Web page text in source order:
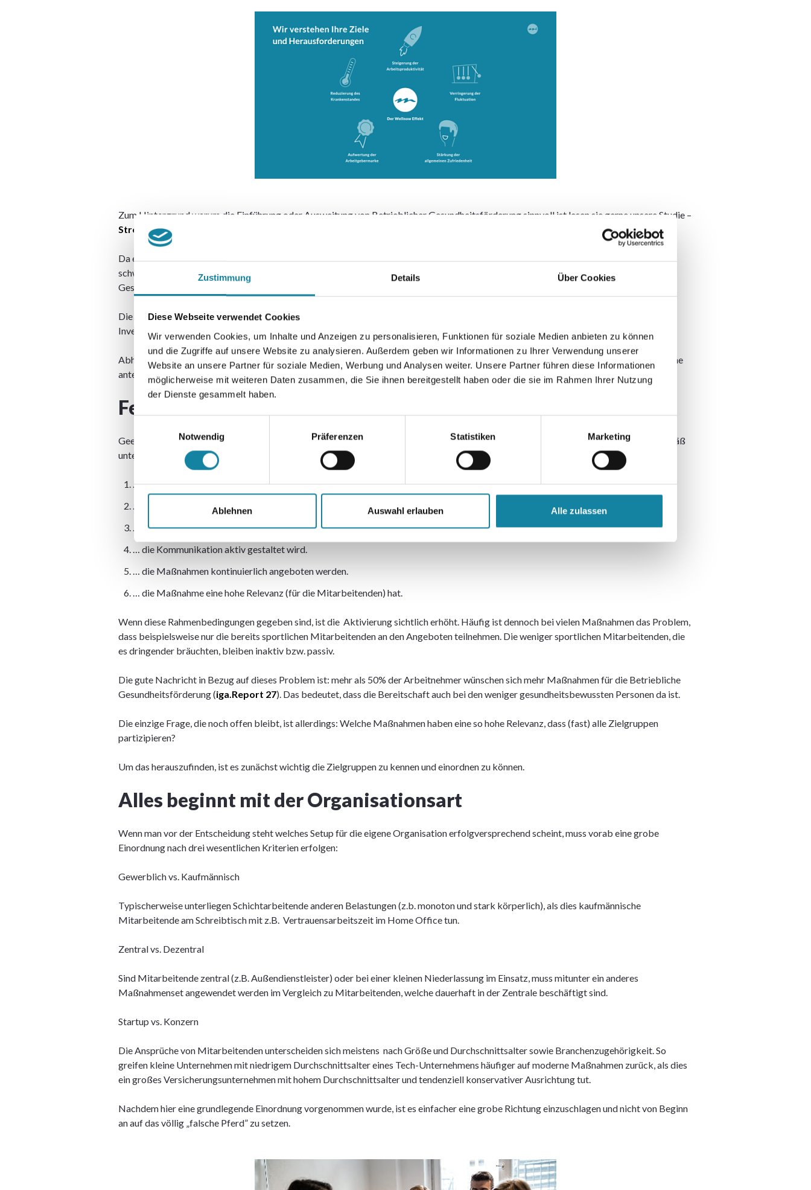
Zustimmung Details Über Cookies
Diese Webseite verwendet Cookies
Wir verwenden Cookies, um Inhalte und Anzeigen zu personalisieren, Funktionen für soziale Medien anbieten zu können
und die Zugriffe auf unsere Website zu analysieren. Außerdem geben wir Informationen zu Ihrer Verwendung unserer
Website an unsere Partner für soziale Medien, Werbung und Analysen weiter. Unsere Partner führen diese Informationen
möglicherweise mit weiteren Daten zusammen, die Sie ihnen bereitgestellt haben oder die sie im Rahmen Ihrer Nutzung
der Dienste gesammelt haben.
Notwendig
Präferenzen Statistiken Marketing
Ablehnen Auswahl erlauben Alle zulassen
Zum Hintergrund warum die Einführung oder Ausweitung von Betrieblicher Gesundheitsförderung sinnvoll ist lesen sie gerne unsere Studie –
Stress am Arbeitsplatz!
Da es in der Betrieblichen Gesundheitsförderung – zumindest aus schulmedizinischer Sicht – keine Kausalzusammenhänge gibt ist es
schwierig zu prognostizieren welche Maßnahmen zu dem gewünschten Ergebnis führen. Klar ist nur, dass Betriebliche
Gesundheitsförderung auf die Erreichung dieser Ziele einzahlt.
Die große Frage ist, wie muss das Setup aussehen, damit man diese Ziele auch erreicht? Welche Maßnahmen eignen sich und sind die
Investition dies wirklich wert?
Abhängig vom Kontext und den individuellen Bedürfnissen der Mitarbeitenden können einzelne oder alle dieser Ziele mit einer Maßnahme
anteilig oder vollständig erreicht werden, oder die Implementierung größere Maßnahmenpakete notwendig sein.
Fehlende Rahmenbedingungen als Anfang vom Ende
Geeignete Rahmenbedingungen sind die Grundvoraussetzung, um erfolgreich Maßnahmen umzusetzen. Die Muster sind erfahrungsgemäß
unternehmens- und industrieübergreifend sehr ähnlich. Betriebliche Gesundheitsförderung kann nur erfolgreich sein, wenn
… das Unternehmen sich an den Kosten beteiligt.
… die Maßnahmen innerhalb der Arbeitszeit stattfinden.
… das Führungsteam dahinter steht und fördert.
… die Kommunikation aktiv gestaltet wird.
… die Maßnahmen kontinuierlich angeboten werden.
… die Maßnahme eine hohe Relevanz (für die Mitarbeitenden) hat.
Wenn diese Rahmenbedingungen gegeben sind, ist die Aktivierung sichtlich erhöht. Häufig ist dennoch bei vielen Maßnahmen das Problem,
dass beispielsweise nur die bereits sportlichen Mitarbeitenden an den Angeboten teilnehmen. Die weniger sportlichen Mitarbeitenden, die
es dringender bräuchten, bleiben inaktiv bzw. passiv.
Die gute Nachricht in Bezug auf dieses Problem ist: mehr als 50% der Arbeitnehmer wünschen sich mehr Maßnahmen für die Betriebliche
Gesundheitsförderung (iga.Report 27). Das bedeutet, dass die Bereitschaft auch bei den weniger gesundheitsbewussten Personen da ist.
Die einzige Frage, die noch offen bleibt, ist allerdings: Welche Maßnahmen haben eine so hohe Relevanz, dass (fast) alle Zielgruppen
partizipieren?
Um das herauszufinden, ist es zunächst wichtig die Zielgruppen zu kennen und einordnen zu können.
Alles beginnt mit der Organisationsart
Wenn man vor der Entscheidung steht welches Setup für die eigene Organisation erfolgversprechend scheint, muss vorab eine grobe
Einordnung nach drei wesentlichen Kriterien erfolgen:
Gewerblich vs. Kaufmännisch
Typischerweise unterliegen Schichtarbeitende anderen Belastungen (z.b. monoton und stark körperlich), als dies kaufmännische
Mitarbeitende am Schreibtisch mit z.B. Vertrauensarbeitszeit im Home Office tun.
Zentral vs. Dezentral
Sind Mitarbeitende zentral (z.B. Außendienstleister) oder bei einer kleinen Niederlassung im Einsatz, muss mitunter ein anderes
Maßnahmenset angewendet werden im Vergleich zu Mitarbeitenden, welche dauerhaft in der Zentrale beschäftigt sind.
Startup vs. Konzern
Die Ansprüche von Mitarbeitenden unterscheiden sich meistens nach Größe und Durchschnittsalter sowie Branchenzugehörigkeit. So
greifen kleine Unternehmen mit niedrigem Durchschnittsalter eines Tech-Unternehmens häufiger auf moderne Maßnahmen zurück, als dies
ein großes Versicherungsunternehmen mit hohem Durchschnittsalter und tendenziell konservativer Ausrichtung tut.
Nachdem hier eine grundlegende Einordnung vorgenommen wurde, ist es einfacher eine grobe Richtung einzuschlagen und nicht von Beginn
an auf das völlig „falsche Pferd” zu setzen.